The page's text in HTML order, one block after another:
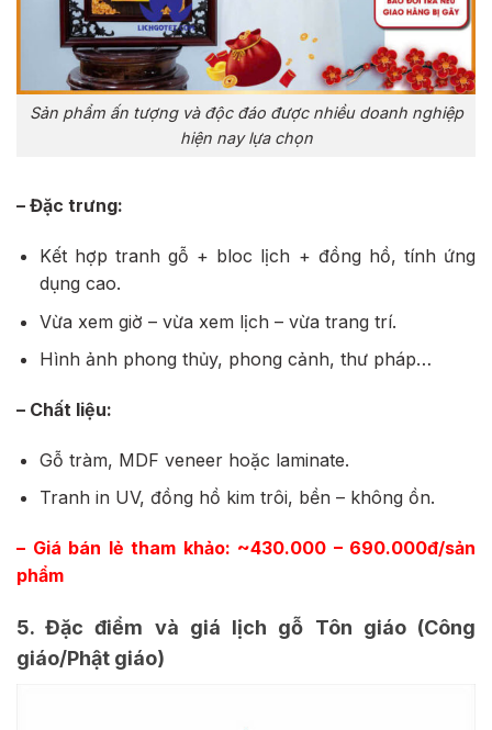
Sản phẩm ấn tượng và độc đáo được nhiều doanh nghiệp
hiện nay lựa chọn
– Đặc trưng:
Kết hợp tranh gỗ + bloc lịch + đồng hồ, tính ứng
dụng cao.
Vừa xem giờ – vừa xem lịch – vừa trang trí.
Hình ảnh phong thủy, phong cảnh, thư pháp…
– Chất liệu:
Gỗ tràm, MDF veneer hoặc laminate.
Tranh in UV, đồng hồ kim trôi, bền – không ồn.
– Giá bán lẻ tham khảo: ~430.000 – 690.000đ/sản
phẩm
5. Đặc điểm và giá lịch gỗ Tôn giáo (Công
giáo/Phật giáo)